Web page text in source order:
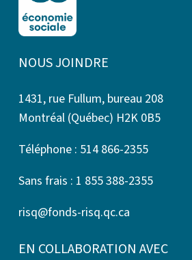
NOUS JOINDRE
1431, rue Fullum, bureau 208
Montréal (Québec) H2K 0B5
Téléphone : 514 866-2355
Sans frais : 1 855 388-2355
risq@fonds-risq.qc.ca
EN COLLABORATION AVEC